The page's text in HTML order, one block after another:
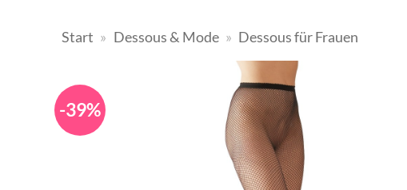
Start » Dessous & Mode » Dessous für Frauen
-39%